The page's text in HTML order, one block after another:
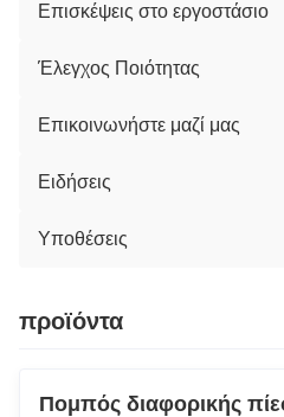
Επισκέψεις στο εργοστάσιο
Έλεγχος Ποιότητας
Επικοινωνήστε μαζί μας
Ειδήσεις
Υποθέσεις
προϊόντα
Πομπός διαφορικής